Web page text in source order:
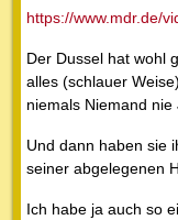
https://www.mdr.de/
Der Dussel hat wohl
alles (schlauer
niemals Niemand
Und dann haben sie
seiner abgelegenen
Ich habe ja auch so